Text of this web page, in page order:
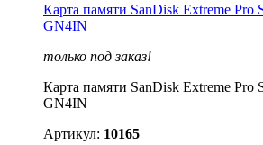
Карта памяти SanDisk Extreme
GN4IN
только под заказ!
Карта памяти SanDisk Extreme
GN4IN
Артикул: 10165